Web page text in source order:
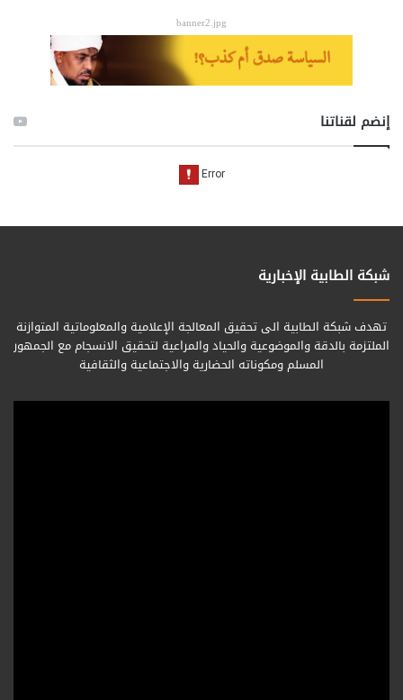
banner2.jpg
إنضم لقناتنا
شبكة الطابية الإخبارية
تهدف شبكة الطابية الى تحقيق المعالجة الإعلامية والمعلوماتية المتوازنة
الملتزمة بالدقة والموضوعية والحياد والمراعية لتحقيق الانسجام مع الجمهور
المسلم ومكوناته الحضارية والاجتماعية والثقافية